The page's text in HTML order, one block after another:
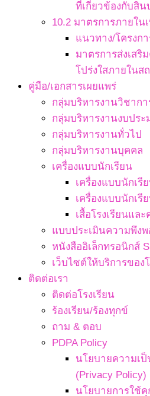
ที่เกี่ยวข้องกับสิน
10.2 มาตรการภายใน
แนวทาง/โครงก
มาตรการส่งเส
โปร่งใสภายในส
คู่มือ/เอกสารเผยแพร่
กลุ่มบริหารงานวิชากา
กลุ่มบริหารงานงบปร
กลุ่มบริหารงานทั่วไป
กลุ่มบริหารงานบุคคล
เครื่องแบบนักเรียน
เครื่องแบบนักเรี
เครื่องแบบนักเรี
เสื้อโรงเรียนแล
แบบประเมินความพึงพ
หนังสืออิเล็กทรอนิกส์
เว็บไซต์ให้บริการของ
ติดต่อเรา
ติดต่อโรงเรียน
ร้องเรียน/ร้องทุกข์
ถาม & ตอบ
PDPA Policy
นโยบายความเ
(Privacy Policy)
นโยบายการใช้คุ